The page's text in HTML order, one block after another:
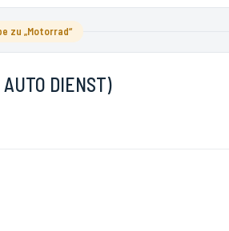
zu „Motorrad“
DIENST)